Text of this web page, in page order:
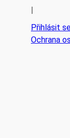
|
Přihlásit
Ochrana